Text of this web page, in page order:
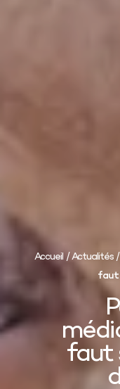
Accueil/Actualités/
faut
faut